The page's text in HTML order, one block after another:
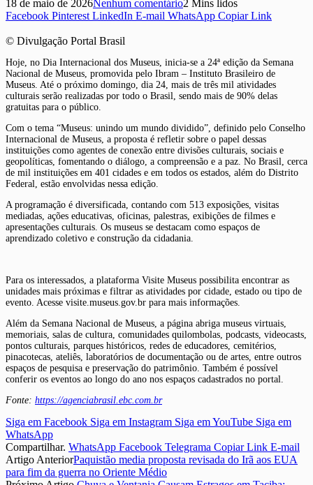
18 de maio de 2026Nenhum comentário2 Mins lidos
Facebook Pinterest LinkedIn E-mail WhatsApp Copiar Link
© Divulgação Portal Brasil
Hoje, no Dia Internacional dos Museus, inicia-se a 24ª edição da Semana
Nacional de Museus, promovida pelo Ibram – Instituto Brasileiro de
Museus. Até o próximo domingo, dia 24, mais de três mil atividades
culturais serão realizadas por todo o Brasil, sendo mais de 90% delas
gratuitas para o público.
Com o tema “Museus: unindo um mundo dividido”, definido pelo Conselho
Internacional de Museus, a proposta é refletir sobre o papel dessas
instituições como agentes de conexão entre divisões culturais, sociais e
geopolíticas, fomentando o diálogo, a compreensão e a paz. No Brasil, cerca
de mil instituições em 401 cidades e em todos os estados, além do Distrito
Federal, estão envolvidas nessa edição.
A programação é diversificada, contando com 513 exposições, visitas
mediadas, ações educativas, oficinas, palestras, exibições de filmes e
apresentações culturais. Os museus se destacam como espaços de
aprendizado coletivo e construção da cidadania.
Para os interessados, a plataforma Visite Museus possibilita encontrar as
unidades mais próximas e filtrar as atividades por cidade, estado ou tipo de
evento. Acesse visite.museus.gov.br para mais informações.
Além da Semana Nacional de Museus, a página abriga museus virtuais,
memoriais, salas de cultura, comunidades quilombolas, podcasts, videocasts,
pontos culturais, parques históricos, redes de educadores, cemitérios,
pinacotecas, ateliês, laboratórios de documentação ou de artes, entre outros
espaços de pesquisa e preservação do patrimônio. Também é possível
conferir os eventos ao longo do ano nos espaços cadastrados no portal.
Fonte: https://agenciabrasil.ebc.com.br
Siga em Facebook Siga em Instagram Siga em YouTube Siga em
WhatsApp
Compartilhar. WhatsApp Facebook Telegrama Copiar Link E-mail
Artigo AnteriorPaquistão media proposta revisada do Irã aos EUA
para fim da guerra no Oriente Médio